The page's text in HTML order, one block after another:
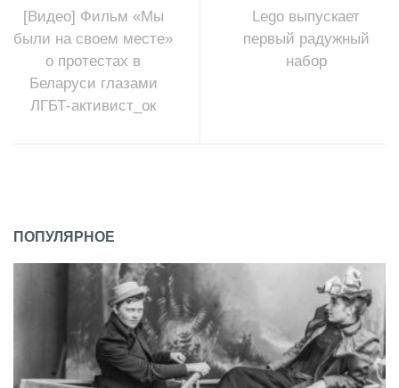
[Видео] Фильм «Мы
были на своем месте»
о протестах в
Беларуси глазами
ЛГБТ-активист_ок
Lego выпускает
первый радужный
набор
ПОПУЛЯРНОЕ